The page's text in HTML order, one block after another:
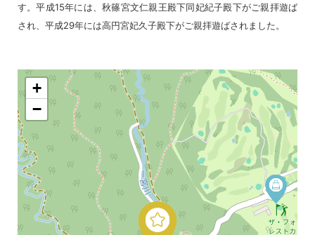
す。平成15年には、秋篠宮文仁親王殿下同妃紀子殿下がご親拝遊ば
され、平成29年には高円宮妃久子殿下がご親拝遊ばされました。
+
−